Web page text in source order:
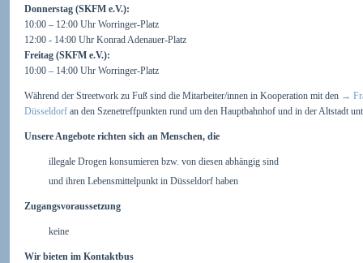
Donnerstag (SKFM e.V.):
10:00 – 12:00 Uhr Worringer-Platz
12:00 - 14:00 Uhr Konrad Adenauer-Platz
Freitag (SKFM e.V.):
10:00 – 14:00 Uhr Worringer-Platz
Während der Streetwork zu Fuß sind die Mitarbeiter/innen in Kooperation mit den →
Düsseldorf an den Szenetreffpunkten rund um den Hauptbahnhof und in der Altstadt
Unsere Angebote richten sich an Menschen, die
illegale Drogen konsumieren bzw. von diesen abhängig sind
und ihren Lebensmittelpunkt in Düsseldorf haben
Zugangsvoraussetzung
keine
Wir bieten im Kontaktbus